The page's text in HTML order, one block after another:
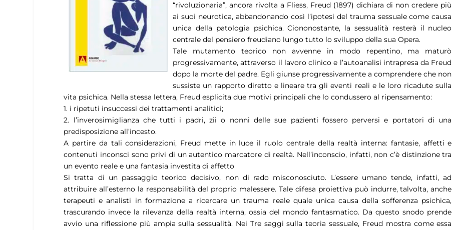
“rivoluzionaria”, ancora rivolta a Fliess, Freud (1897) dichiara di non credere più
ai suoi neurotica, abbandonando così l’ipotesi del trauma sessuale come causa
unica della patologia psichica. Ciononostante, la sessualità resterà il nucleo
centrale del pensiero freudiano lungo tutto lo sviluppo della sua Opera.
Tale mutamento teorico non avvenne in modo repentino, ma maturò
progressivamente, attraverso il lavoro clinico e l’autoanalisi intrapresa da Freud
dopo la morte del padre. Egli giunse progressivamente a comprendere che non
sussiste un rapporto diretto e lineare tra gli eventi reali e le loro ricadute sulla
vita psichica. Nella stessa lettera, Freud esplicita due motivi principali che lo condussero al ripensamento:
1. i ripetuti insuccessi dei trattamenti analitici;
2. l’inverosimiglianza che tutti i padri, zii o nonni delle sue pazienti fossero perversi e portatori di una
predisposizione all’incesto.
A partire da tali considerazioni, Freud mette in luce il ruolo centrale della realtà interna: fantasie, affetti e
contenuti inconsci sono privi di un autentico marcatore di realtà. Nell’inconscio, infatti, non c’è distinzione tra
un evento reale e una fantasia investita di affetto
Si tratta di un passaggio teorico decisivo, non di rado misconosciuto. L’essere umano tende, infatti, ad
attribuire all’esterno la responsabilità del proprio malessere. Tale difesa proiettiva può indurre, talvolta, anche
terapeuti e analisti in formazione a ricercare un trauma reale quale unica causa della sofferenza psichica,
trascurando invece la rilevanza della realtà interna, ossia del mondo fantasmatico. Da questo snodo prende
avvio una riflessione più ampia sulla sessualità. Nei Tre saggi sulla teoria sessuale, Freud mostra come essa